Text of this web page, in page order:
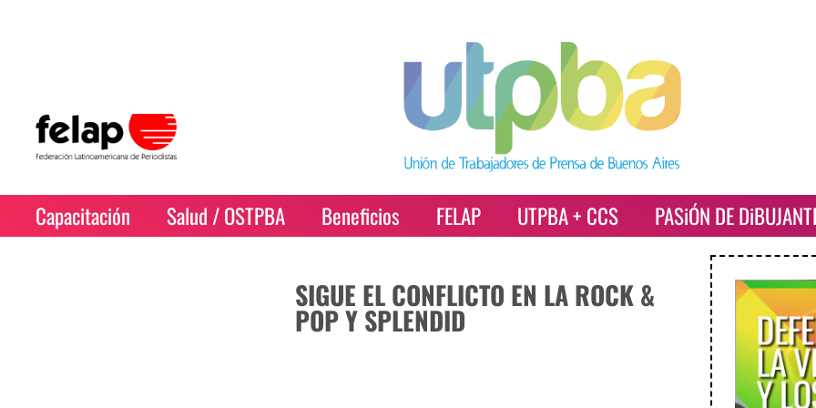
Capacitación Salud / OSTPBA Beneficios FELAP UTPBA + CCS PASiÓN DE
SIGUE EL CONFLICTO EN LA ROCK &
POP Y SPLENDID